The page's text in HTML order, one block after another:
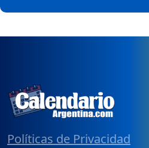
Políticas de Privacidad